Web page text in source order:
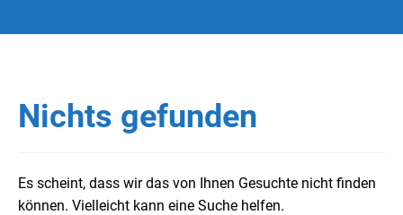
Nichts gefunden
Es scheint, dass wir das von Ihnen Gesuchte nicht finden
können. Vielleicht kann eine Suche helfen.